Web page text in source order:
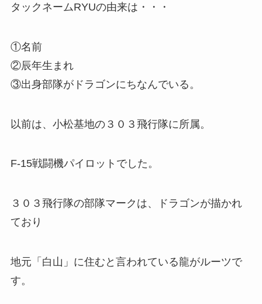
タックネームRYUの由来は・・・
①名前
②辰年生まれ
③出身部隊がドラゴンにちなんでいる。
以前は、小松基地の３０３飛行隊に所属。
F-15戦闘機パイロットでした。
３０３飛行隊の部隊マークは、ドラゴンが描かれ
ており
地元「白山」に住むと言われている龍がルーツで
す。